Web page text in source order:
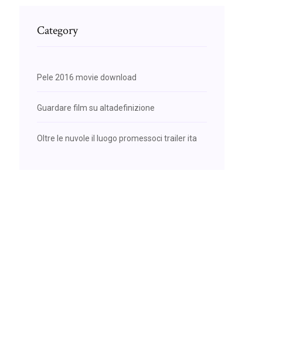
Category
Pele 2016 movie download
Guardare film su altadefinizione
Oltre le nuvole il luogo promessoci trailer ita